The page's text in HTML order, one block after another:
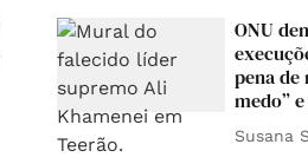
ONU
pena
medo”
Susana